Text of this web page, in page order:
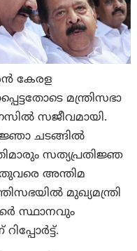
കേരള
മന്ത്രിസഭാ
സജീവമായി.
ചടങ്ങിൽ
സത്യപ്രതിജ്ഞ
അന്തിമ
മുഖ്യമന്ത്രി
സ്ഥാനവും